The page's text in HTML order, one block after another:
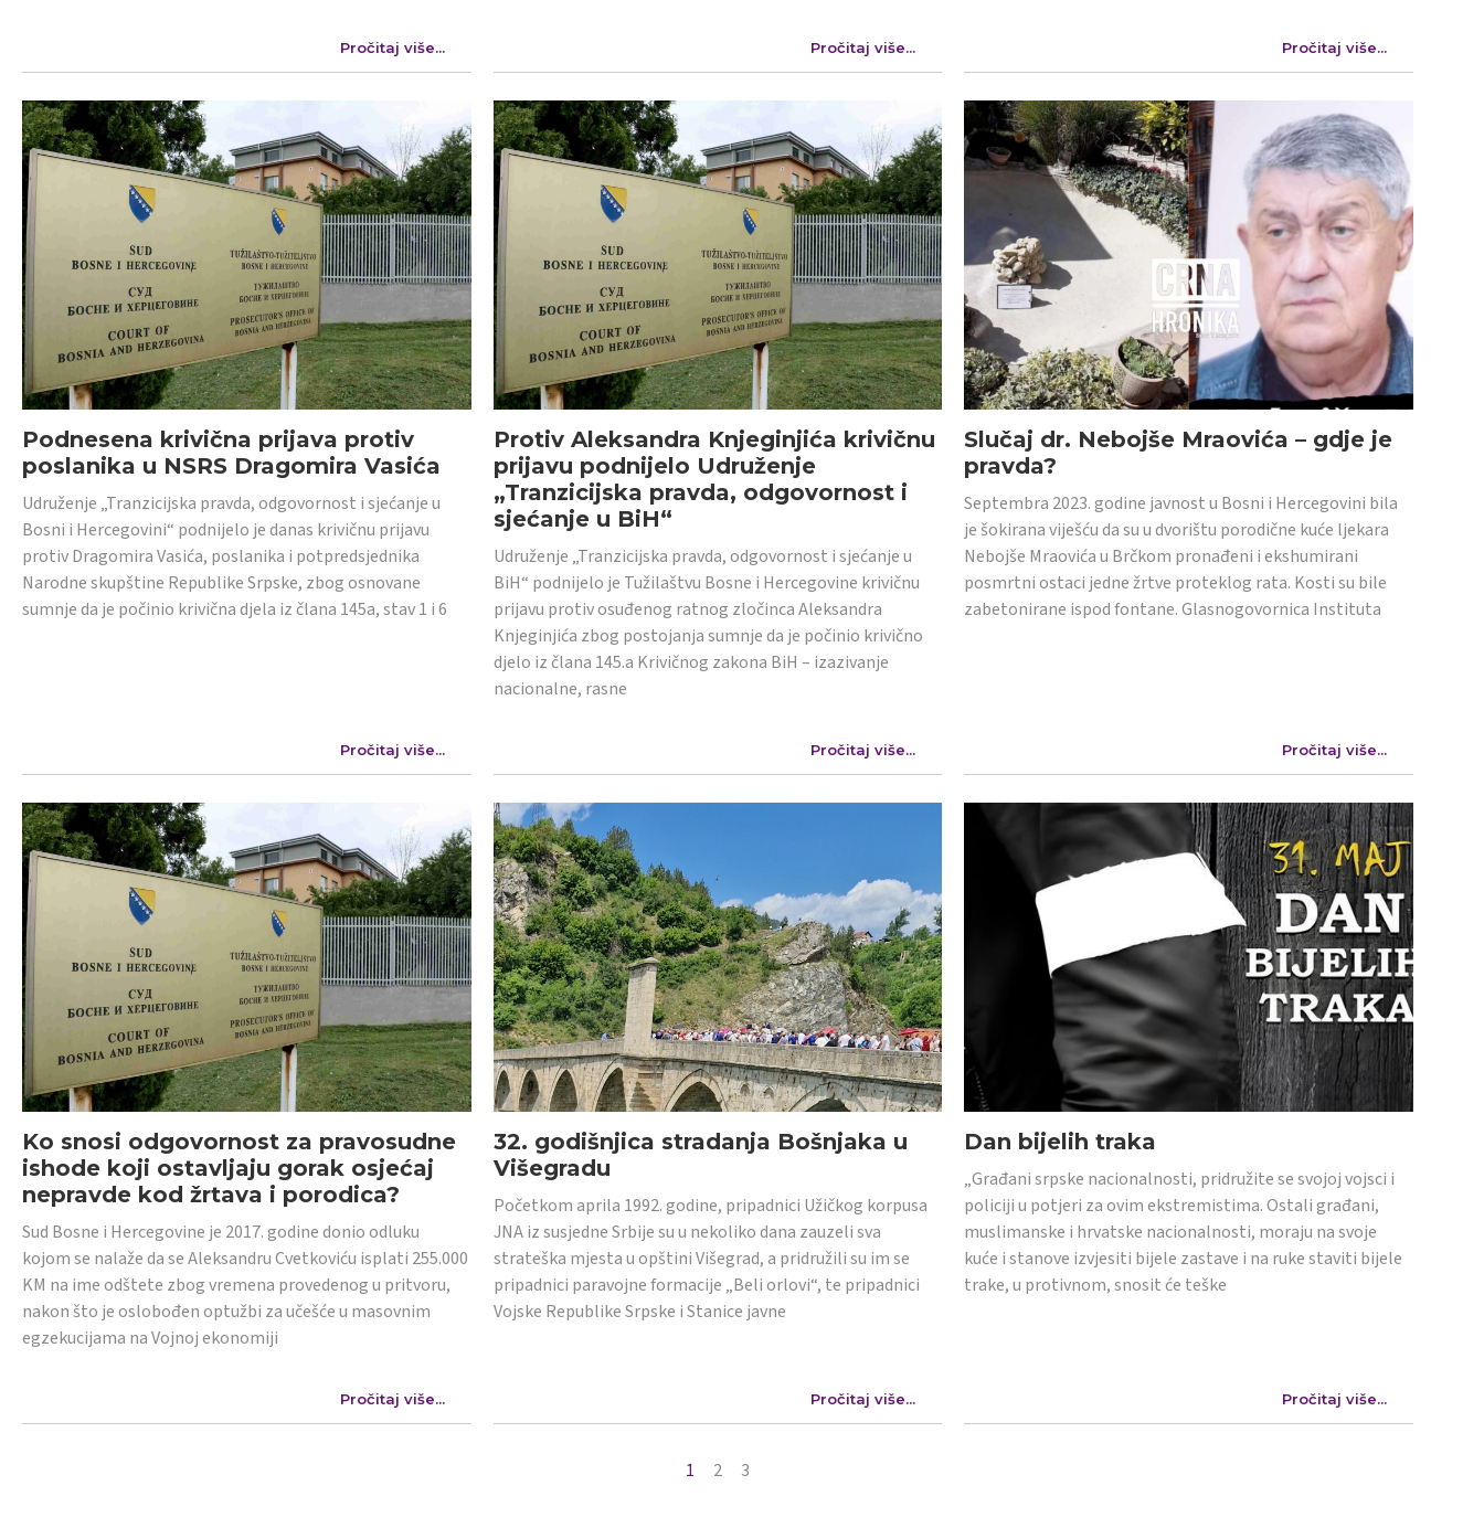
Pročitaj više... Pročitaj više... Pročitaj više...
Podnesena krivična prijava protiv
poslanika u NSRS Dragomira Vasića
Udruženje „Tranzicijska pravda, odgovornost i sjećanje u
Bosni i Hercegovini“ podnijelo je danas krivičnu prijavu
protiv Dragomira Vasića, poslanika i potpredsjednika
Narodne skupštine Republike Srpske, zbog osnovane
sumnje da je počinio krivična djela iz člana 145a, stav 1 i 6
Pročitaj više...
Protiv Aleksandra Knjeginjića krivičnu
prijavu podnijelo Udruženje
„Tranzicijska pravda, odgovornost i
sjećanje u BiH“
Udruženje „Tranzicijska pravda, odgovornost i sjećanje u
BiH“ podnijelo je Tužilaštvu Bosne i Hercegovine krivičnu
prijavu protiv osuđenog ratnog zločinca Aleksandra
Knjeginjića zbog postojanja sumnje da je počinio krivično
djelo iz člana 145.a Krivičnog zakona BiH – izazivanje
nacionalne, rasne
Pročitaj više...
Slučaj dr. Nebojše Mraovića – gdje je
pravda?
Septembra 2023. godine javnost u Bosni i Hercegovini bila
je šokirana viješću da su u dvorištu porodične kuće ljekara
Nebojše Mraovića u Brčkom pronađeni i ekshumirani
posmrtni ostaci jedne žrtve proteklog rata. Kosti su bile
zabetonirane ispod fontane. Glasnogovornica Instituta
Pročitaj više...
Ko snosi odgovornost za pravosudne
ishode koji ostavljaju gorak osjećaj
nepravde kod žrtava i porodica?
Sud Bosne i Hercegovine je 2017. godine donio odluku
kojom se nalaže da se Aleksandru Cvetkoviću isplati 255.000
KM na ime odštete zbog vremena provedenog u pritvoru,
nakon što je oslobođen optužbi za učešće u masovnim
egzekucijama na Vojnoj ekonomiji
Pročitaj više...
32. godišnjica stradanja Bošnjaka u
Višegradu
Početkom aprila 1992. godine, pripadnici Užičkog korpusa
JNA iz susjedne Srbije su u nekoliko dana zauzeli sva
strateška mjesta u opštini Višegrad, a pridružili su im se
pripadnici paravojne formacije „Beli orlovi“, te pripadnici
Vojske Republike Srpske i Stanice javne
Pročitaj više...
Dan bijelih traka
„Građani srpske nacionalnosti, pridružite se svojoj vojsci i
policiji u potjeri za ovim ekstremistima. Ostali građani,
muslimanske i hrvatske nacionalnosti, moraju na svoje
kuće i stanove izvjesiti bijele zastave i na ruke staviti bijele
trake, u protivnom, snosit će teške
Pročitaj više...
1 2 3